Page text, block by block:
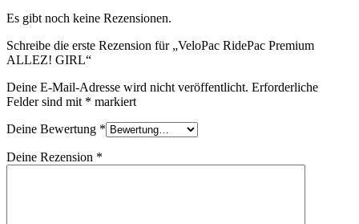
Es gibt noch keine Rezensionen.
Schreibe die erste Rezension für „VeloPac RidePac Premium
ALLEZ! GIRL“
Deine E-Mail-Adresse wird nicht veröffentlicht. Erforderliche
Felder sind mit * markiert
Deine Bewertung *
Deine Rezension *